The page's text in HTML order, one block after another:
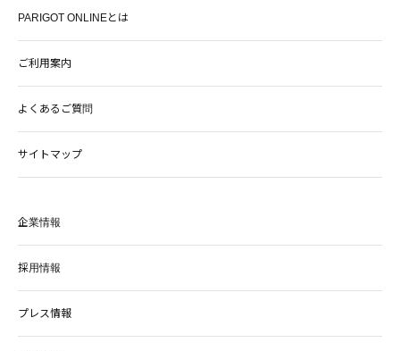
PARIGOT ONLINEとは
ご利用案内
よくあるご質問
サイトマップ
企業情報
採用情報
プレス情報